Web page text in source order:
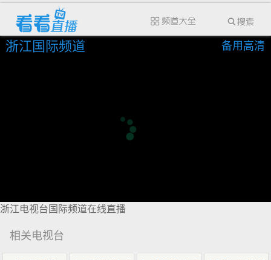
浙江国际频道 备用高清
浙江电视台国际频道在线直播
相关电视台